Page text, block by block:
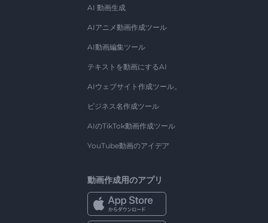
AI 動画生成
AIアニメ動画作成ツール
AI動画編集ツール
テキストを動画にするAI
AIウェブサイト作成ツール。
ビジネス名作成ツール
AIのTikTok動画作成ツール
YouTube動画のアイデア
動画作成用のアプリ